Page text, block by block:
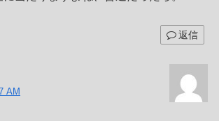
返信
AM